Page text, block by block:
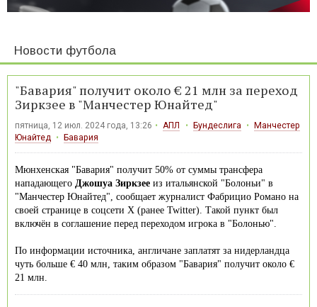
Новости футбола
"Бавария" получит около € 21 млн за переход
Зиркзее в "Манчестер Юнайтед"
пятница, 12 июл. 2024 года, 13:26 АПЛ Бундеслига
Манчестер
Юнайтед
Бавария
Мюнхенская "Бавария" получит 50% от суммы трансфера
нападающего Джошуа Зиркзее из итальянской "Болоньи" в
"Манчестер Юнайтед", сообщает журналист Фабрицио Романо на
своей странице в соцсети Х (ранее Twitter). Такой пункт был
включён в соглашение перед переходом игрока в "Болонью".
По информации источника, англичане заплатят за нидерландца
чуть больше € 40 млн, таким образом "Бавария" получит около €
21 млн.